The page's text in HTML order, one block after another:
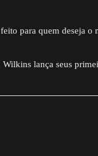
para quem deseja o
lança seus